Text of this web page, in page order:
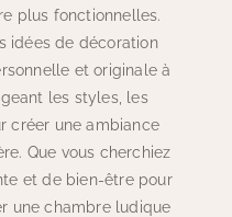
plus fonctionnelles.
idées de décoration
et originale à
les styles, les
créer une ambiance
Que vous cherchiez
et de bien-être pour
une chambre ludique